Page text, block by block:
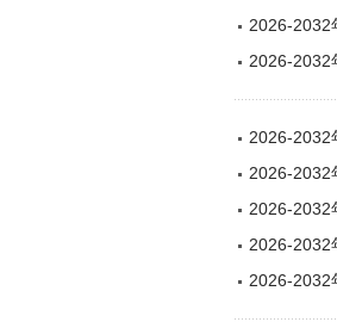
2026-2032
2026-2032
2026-2032
2026-2032
2026-2032
2026-2032
2026-2032